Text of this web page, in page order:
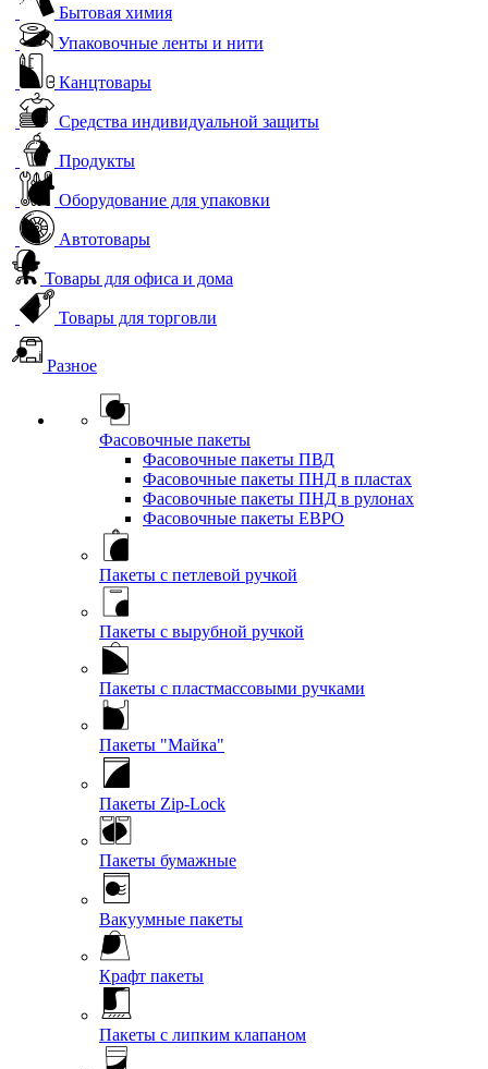
Бытовая химия
Упаковочные ленты и нити
Канцтовары
Средства индивидуальной защиты
Продукты
Оборудование для упаковки
Автотовары
Товары для офиса и дома
Товары для торговли
Разное
Фасовочные пакеты
Фасовочные пакеты ПВД
Фасовочные пакеты ПНД в пластах
Фасовочные пакеты ПНД в рулонах
Фасовочные пакеты ЕВРО
Пакеты с петлевой ручкой
Пакеты с вырубной ручкой
Пакеты с пластмассовыми ручками
Пакеты "Майка"
Пакеты Zip-Lock
Пакеты бумажные
Вакуумные пакеты
Крафт пакеты
Пакеты с липким клапаном